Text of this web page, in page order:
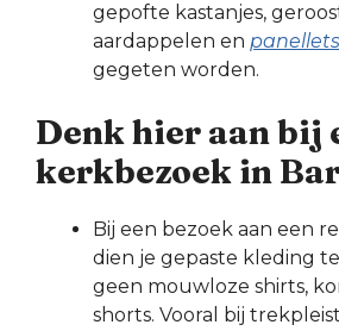
gepofte kastanjes,
aardappelen en panellets
gegeten worden.
Denk hier aan bij
kerkbezoek in
Bij een bezoek aan een
dien je gepaste kleding
geen mouwloze shirts,
shorts. Vooral bij